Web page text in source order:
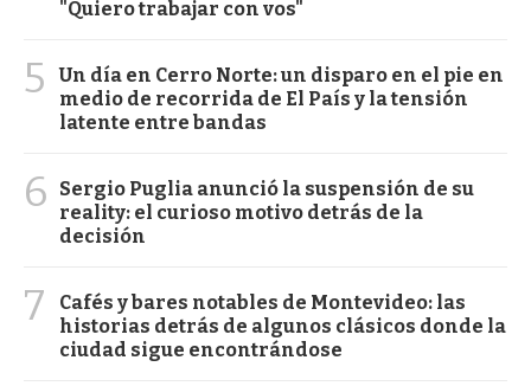
"Quiero trabajar con vos"
5
Un día en Cerro Norte: un disparo en el pie en
medio de recorrida de El País y la tensión
latente entre bandas
6
Sergio Puglia anunció la suspensión de su
reality: el curioso motivo detrás de la
decisión
7
Cafés y bares notables de Montevideo: las
historias detrás de algunos clásicos donde la
ciudad sigue encontrándose